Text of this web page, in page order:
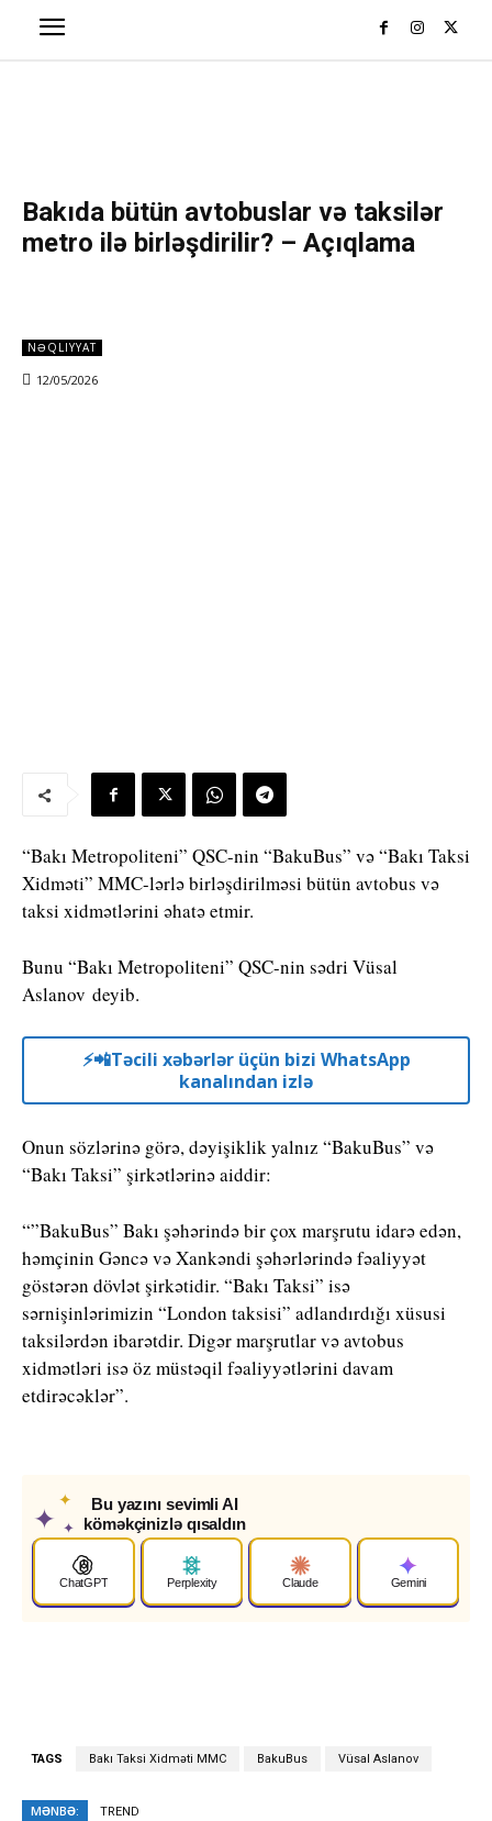
Bakıda bütün avtobuslar və taksilər
metro ilə birləşdirilir? – Açıqlama
NƏQLIYYAT
12/05/2026
“Bakı Metropoliteni” QSC-nin “BakuBus” və “Bakı Taksi
Xidməti” MMC-lərlə birləşdirilməsi bütün avtobus və
taksi xidmətlərini əhatə etmir.
Bunu “Bakı Metropoliteni” QSC-nin sədri Vüsal
Aslanov deyib.
⚡️📲Təcili xəbərlər üçün bizi WhatsApp
kanalından izlə
Onun sözlərinə görə, dəyişiklik yalnız “BakuBus” və
“Bakı Taksi” şirkətlərinə aiddir:
“”BakuBus” Bakı şəhərində bir çox marşrutu idarə edən,
həmçinin Gəncə və Xankəndi şəhərlərində fəaliyyət
göstərən dövlət şirkətidir. “Bakı Taksi” isə
sərnişinlərimizin “London taksisi” adlandırdığı xüsusi
taksilərdən ibarətdir. Digər marşrutlar və avtobus
xidmətləri isə öz müstəqil fəaliyyətlərini davam
etdirəcəklər”.
✦
✦
✦
Bu yazını sevimli AI
köməkçinizlə qısaldın
ChatGPT Perplexity Claude Gemini
TAGS Bakı Taksi Xidməti MMC BakuBus Vüsal Aslanov
MƏNBƏ: TREND